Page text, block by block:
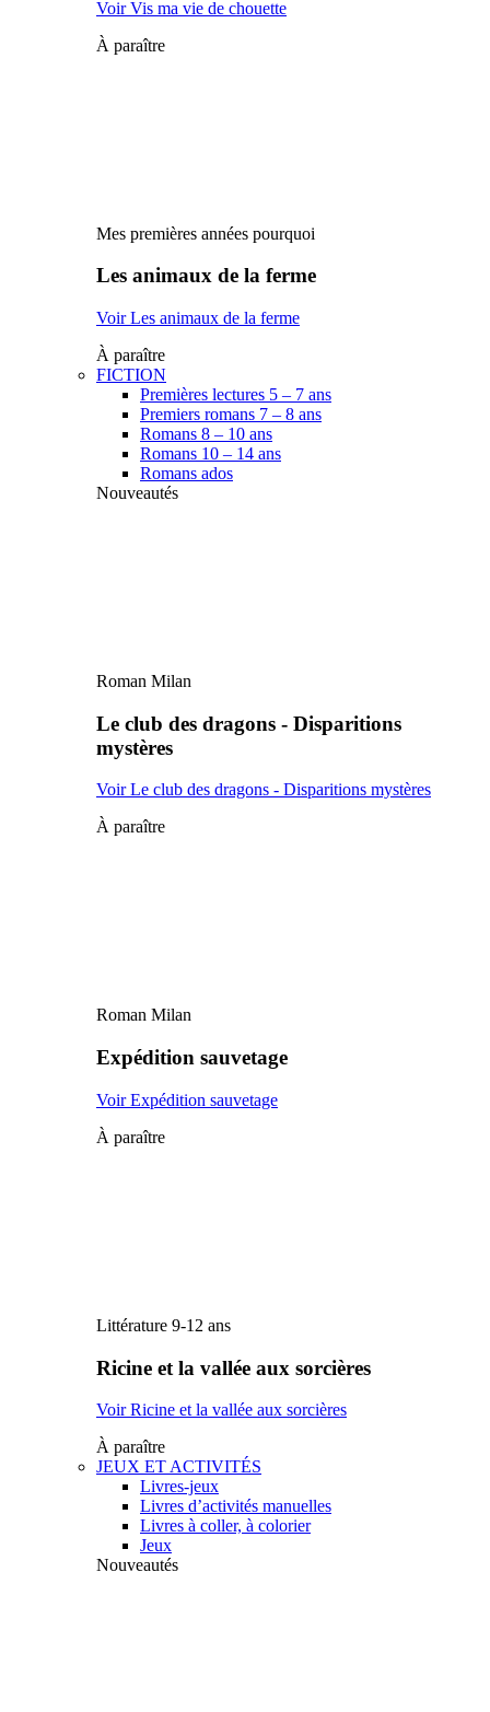
Voir Vis ma vie de chouette
À paraître
Mes premières années pourquoi
Les animaux de la ferme
Voir Les animaux de la ferme
À paraître
FICTION
Premières lectures 5 – 7 ans
Premiers romans 7 – 8 ans
Romans 8 – 10 ans
Romans 10 – 14 ans
Romans ados
Nouveautés
Roman Milan
Le club des dragons - Disparitions
mystères
Voir Le club des dragons - Disparitions mystères
À paraître
Roman Milan
Expédition sauvetage
Voir Expédition sauvetage
À paraître
Littérature 9-12 ans
Ricine et la vallée aux sorcières
Voir Ricine et la vallée aux sorcières
À paraître
JEUX ET ACTIVITÉS
Livres-jeux
Livres d’activités manuelles
Livres à coller, à colorier
Jeux
Nouveautés